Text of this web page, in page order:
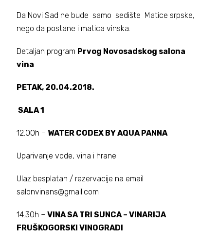
Da Novi Sad ne bude samo sedište Matice srpske,
nego da postane i matica vinska.
Detaljan program Prvog Novosadskog salona
vina
PETAK, 20.04.2018.
SALA 1
12.00h – WATER CODEX BY AQUA PANNA
Uparivanje vode, vina i hrane
Ulaz besplatan / rezervacije na email
salonvinans@gmail.com
14.30h –VINA SA TRI SUNCA – VINARIJA
FRUŠKOGORSKI VINOGRADI